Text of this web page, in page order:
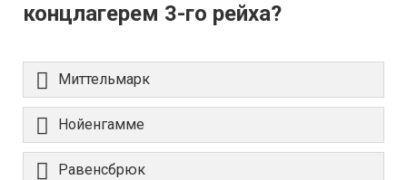
концлагерем 3-го рейха?
Миттельмарк
Нойенгамме
Равенсбрюк